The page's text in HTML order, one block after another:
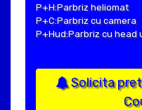
P+H:Parbriz heliomat
P+C:Parbriz cu camera
P+Hud:Parbriz cu head
Solicita pret